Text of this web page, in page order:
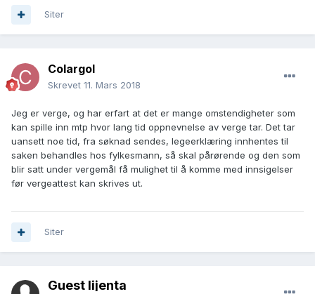
Siter
Colargol
Skrevet 11. Mars 2018
Jeg er verge, og har erfart at det er mange omstendigheter som
kan spille inn mtp hvor lang tid oppnevnelse av verge tar. Det tar
uansett noe tid, fra søknad sendes, legeerklæring innhentes til
saken behandles hos fylkesmann, så skal pårørende og den som
blir satt under vergemål få mulighet til å komme med innsigelser
før vergeattest kan skrives ut.
Siter
Guest lijenta